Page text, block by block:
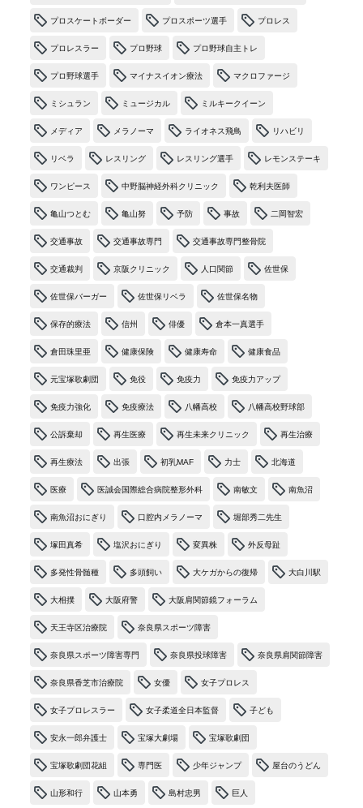
プロスケートボーダー プロスポーツ選手 プロレス
プロレスラー プロ野球 プロ野球自主トレ
プロ野球選手 マイナスイオン療法 マクロファージ
ミシュラン ミュージカル ミルキークイーン
メディア メラノーマ ライオネス飛鳥 リハビリ
リベラ レスリング レスリング選手 レモンステーキ
ワンピース 中野脳神経外科クリニック 乾利夫医師
亀山つとむ 亀山努 予防 事故 二岡智宏
交通事故 交通事故専門 交通事故専門整骨院
交通裁判 京阪クリニック 人口関節 佐世保
佐世保バーガー 佐世保リベラ 佐世保名物
保存的療法 信州 俳優 倉本一真選手
倉田珠里亜 健康保険 健康寿命 健康食品
元宝塚歌劇団 免役 免疫力 免疫力アップ
免疫力強化 免疫療法 八幡高校 八幡高校野球部
公訴棄却 再生医療 再生未来クリニック 再生治療
再生療法 出張 初乳MAF 力士 北海道
医療 医誠会国際総合病院整形外科 南敏文 南魚沼
南魚沼おにぎり 口腔内メラノーマ 堀部秀二先生
塚田真希 塩沢おにぎり 変異株 外反母趾
多発性骨髄種 多頭飼い 大ケガからの復帰 大白川駅
大相撲 大阪府警 大阪肩関節鏡フォーラム
天王寺区治療院 奈良県スポーツ障害
奈良県スポーツ障害専門 奈良県投球障害 奈良県肩関節障害
奈良県香芝市治療院 女優 女子プロレス
女子プロレスラー 女子柔道全日本監督 子ども
安永一郎弁護士 宝塚大劇場 宝塚歌劇団
宝塚歌劇団花組 専門医 少年ジャンプ 屋台のうどん
山形和行 山本勇 島村忠男 巨人